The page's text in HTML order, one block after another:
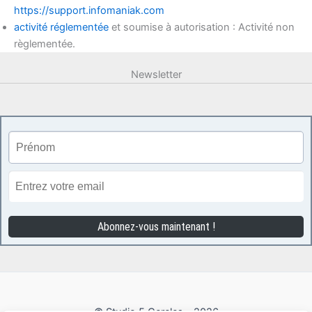
https://support.infomaniak.com
activité réglementée et soumise à autorisation : Activité non
règlementée.
Newsletter